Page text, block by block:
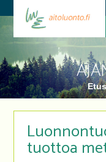
tuottoa